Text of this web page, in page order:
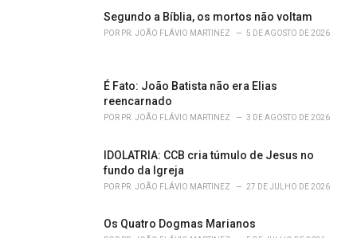
Segundo a Bíblia, os mortos não voltam
POR PR. JOÃO FLÁVIO MARTINEZ 5 DE AGOSTO DE 2026
É Fato: João Batista não era Elias
reencarnado
POR PR. JOÃO FLÁVIO MARTINEZ 3 DE AGOSTO DE 2026
IDOLATRIA: CCB cria túmulo de Jesus no
fundo da Igreja
POR PR. JOÃO FLÁVIO MARTINEZ 27 DE JULHO DE 2026
Os Quatro Dogmas Marianos